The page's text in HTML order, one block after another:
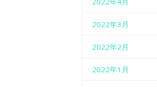
2022年3月
2022年2月
2022年1月